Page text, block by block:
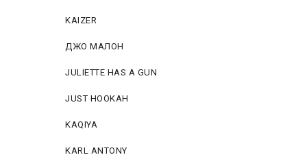
KAIZER
ДЖО МАЛОН
JULIETTE HAS A GUN
JUST HOOKAH
KAQIYA
KARL ANTONY